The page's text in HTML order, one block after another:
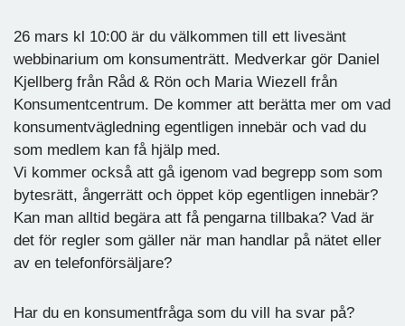
26 mars kl 10:00 är du välkommen till ett livesänt
webbinarium om konsumenträtt. Medverkar gör Daniel
Kjellberg från Råd & Rön och Maria Wiezell från
Konsumentcentrum. De kommer att berätta mer om vad
konsumentvägledning egentligen innebär och vad du
som medlem kan få hjälp med.
Vi kommer också att gå igenom vad begrepp som som
bytesrätt, ångerrätt och öppet köp egentligen innebär?
Kan man alltid begära att få pengarna tillbaka? Vad är
det för regler som gäller när man handlar på nätet eller
av en telefonförsäljare?
Har du en konsumentfråga som du vill ha svar på?